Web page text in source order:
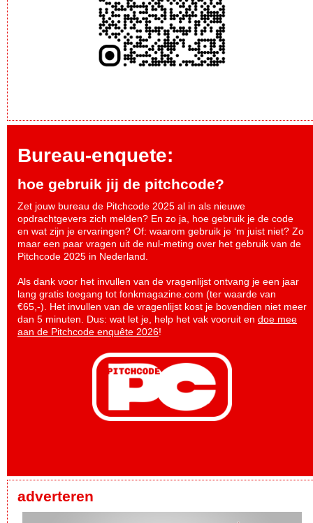
Bureau-enquete:
hoe gebruik jij de pitchcode?
Zet jouw bureau de Pitchcode 2025 al in als nieuwe
opdrachtgevers zich melden? En zo ja, hoe gebruik je de code
en wat zijn je ervaringen? Of: waarom gebruik je ‘m juist niet? Zo
maar een paar vragen uit de nul-meting over het gebruik van de
Pitchcode 2025 in Nederland.
Als dank voor het invullen van de vragenlijst ontvang je een jaar
lang gratis toegang tot fonkmagazine.com (ter waarde van
€65,-). Het invullen van de vragenlijst kost je bovendien niet meer
dan 5 minuten. Dus: wat let je, help het vak vooruit en doe mee
aan de Pitchcode enquête 2026!
adverteren